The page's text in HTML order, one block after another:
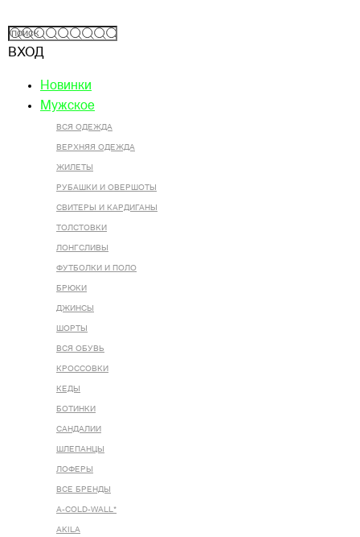
ВХОД
Новинки
Мужское
ВСЯ ОДЕЖДА
ВЕРХНЯЯ ОДЕЖДА
ЖИЛЕТЫ
РУБАШКИ И ОВЕРШОТЫ
СВИТЕРЫ И КАРДИГАНЫ
ТОЛСТОВКИ
ЛОНГСЛИВЫ
ФУТБОЛКИ И ПОЛО
БРЮКИ
ДЖИНСЫ
ШОРТЫ
ВСЯ ОБУВЬ
КРОССОВКИ
КЕДЫ
БОТИНКИ
САНДАЛИИ
ШЛЕПАНЦЫ
ЛОФЕРЫ
ВСЕ БРЕНДЫ
A-COLD-WALL*
AKILA